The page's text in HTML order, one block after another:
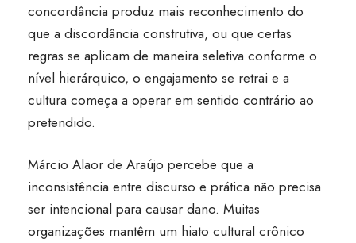
concordância produz mais reconhecimento do
que a discordância construtiva, ou que certas
regras se aplicam de maneira seletiva conforme o
nível hierárquico, o engajamento se retrai e a
cultura começa a operar em sentido contrário ao
pretendido.
Márcio Alaor de Araújo percebe que a
inconsistência entre discurso e prática não precisa
ser intencional para causar dano. Muitas
organizações mantêm um hiato cultural crônico